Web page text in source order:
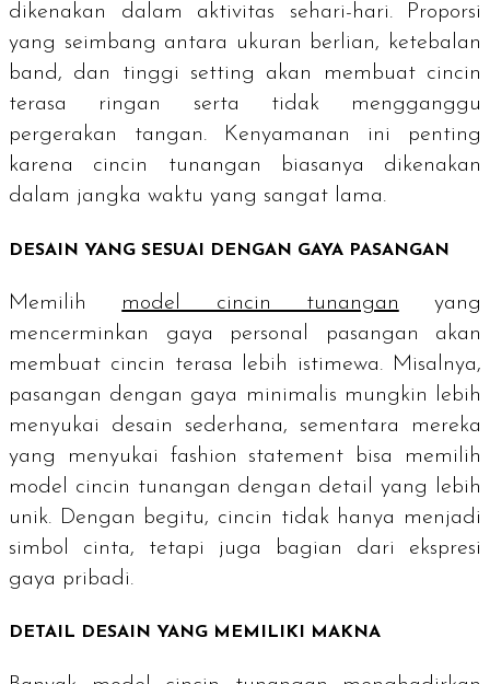
dikenakan dalam aktivitas sehari-hari. Proporsi
yang seimbang antara ukuran berlian, ketebalan
band, dan tinggi setting akan membuat cincin
terasa ringan serta tidak mengganggu
pergerakan tangan. Kenyamanan ini penting
karena cincin tunangan biasanya dikenakan
dalam jangka waktu yang sangat lama.
DESAIN YANG SESUAI DENGAN GAYA PASANGAN
Memilih model cincin tunangan yang
mencerminkan gaya personal pasangan akan
membuat cincin terasa lebih istimewa. Misalnya,
pasangan dengan gaya minimalis mungkin lebih
menyukai desain sederhana, sementara mereka
yang menyukai fashion statement bisa memilih
model cincin tunangan dengan detail yang lebih
unik. Dengan begitu, cincin tidak hanya menjadi
simbol cinta, tetapi juga bagian dari ekspresi
gaya pribadi.
DETAIL DESAIN YANG MEMILIKI MAKNA